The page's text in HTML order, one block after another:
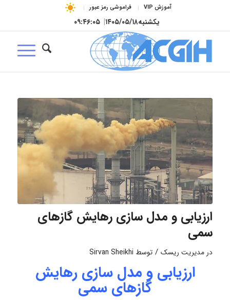
آموزش VIP فراموشی رمز عبور
یکشنبه۱۴۰۵/۰۵/۱۸| ۰۹:۴۶:۰۶
ارزیابی و مدل سازی رهایش گازهای
سمی
در مدیریت ریسک / توسط Sirvan Sheikhi
ارزیابی و مدل سازی رهایش
گازهای سمی